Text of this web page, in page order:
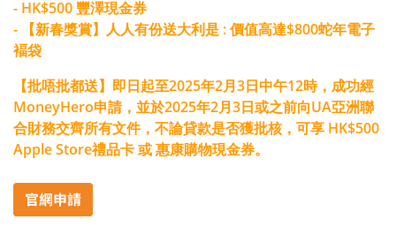
- HK$500 豐澤現金券
- 【新春獎賞】人人有份送大利是 : 價值高達$800蛇年電子
褔袋
【批唔批都送】 即日起至2025年2月3日中午12時，成功經
MoneyHero申請，並於2025年2月3日或之前向UA亞洲聯
合財務交齊所有文件，不論貸款是否獲批核，可享 HK$500
Apple Store禮品卡 或 惠康購物現金券。